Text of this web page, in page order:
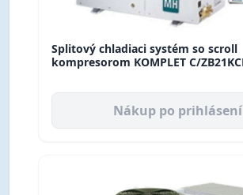
Splitový chladiaci systém so scroll
kompresorom KOMPLET C/ZB21KCE
Nákup po prihlásení